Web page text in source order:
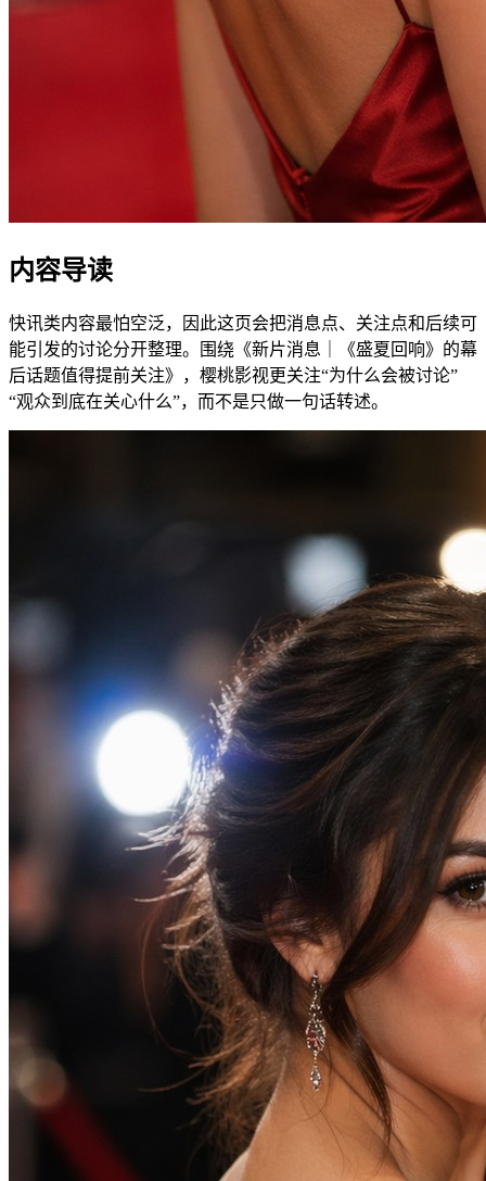
内容导读
快讯类内容最怕空泛，因此这页会把消息点、关注点和后续可
能引发的讨论分开整理。围绕《新片消息｜《盛夏回响》的幕
后话题值得提前关注》，樱桃影视更关注“为什么会被讨论”
“观众到底在关心什么”，而不是只做一句话转述。